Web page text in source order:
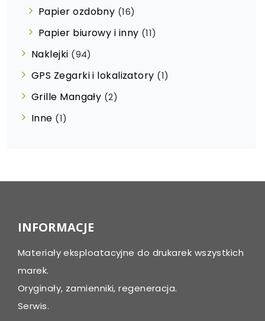
Papier ozdobny (16)
Papier biurowy i inny (11)
Naklejki (94)
GPS Zegarki i lokalizatory (1)
Grille Mangały (2)
Inne (1)
INFORMACJE
Materiały eksploatacyjne do drukarek wszystkich
marek.
Oryginały, zamienniki, regeneracja.
Serwis.